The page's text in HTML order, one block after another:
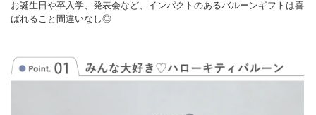
お誕生日や卒入学、発表会など、インパクトのあるバルーンギフトは喜
ばれること間違いなし◎